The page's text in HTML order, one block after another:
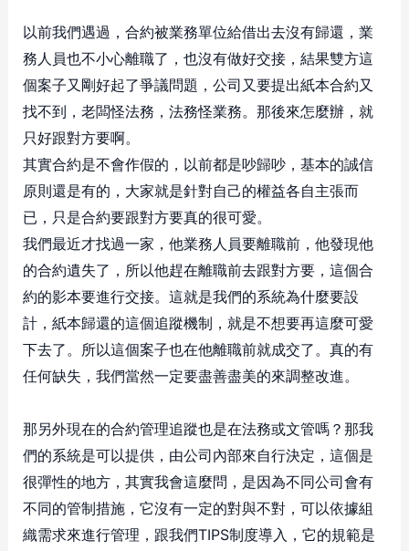
以前我們遇過，合約被業務單位給借出去沒有歸還，業
務人員也不小心離職了，也沒有做好交接，結果雙方這
個案子又剛好起了爭議問題，公司又要提出紙本合約又
找不到，老闆怪法務，法務怪業務。那後來怎麼辦，就
只好跟對方要啊。
其實合約是不會作假的，以前都是吵歸吵，基本的誠信
原則還是有的，大家就是針對自己的權益各自主張而
已，只是合約要跟對方要真的很可愛。
我們最近才找過一家，他業務人員要離職前，他發現他
的合約遺失了，所以他趕在離職前去跟對方要，這個合
約的影本要進行交接。這就是我們的系統為什麼要設
計，紙本歸還的這個追蹤機制，就是不想要再這麼可愛
下去了。所以這個案子也在他離職前就成交了。真的有
任何缺失，我們當然一定要盡善盡美的來調整改進。
那另外現在的合約管理追蹤也是在法務或文管嗎？那我
們的系統是可以提供，由公司內部來自行決定，這個是
很彈性的地方，其實我會這麼問，是因為不同公司會有
不同的管制措施，它沒有一定的對與不對，可以依據組
織需求來進行管理，跟我們TIPS制度導入，它的規範是